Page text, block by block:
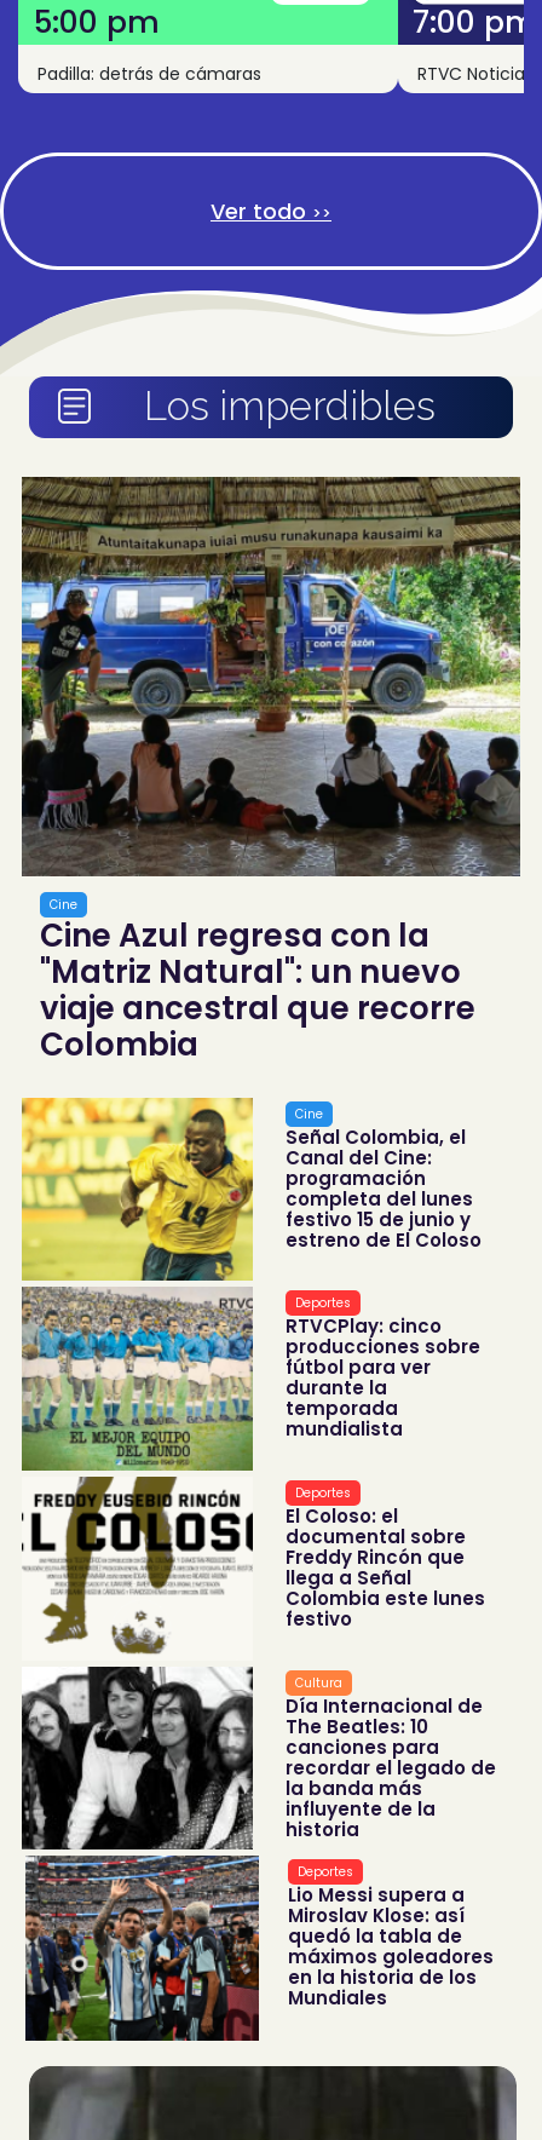
Ver todo >>
5:00 pm
Padilla: detrás de cámaras
7:00 pm
RTVC Noticias
Los imperdibles
Cine
Cine Azul regresa con la
"Matriz Natural": un nuevo
viaje ancestral que recorre
Colombia
Cine
Señal Colombia, el
Canal del Cine:
programación
completa del lunes
festivo 15 de junio y
estreno de El Coloso
Deportes
RTVCPlay: cinco
producciones sobre
fútbol para ver
durante la
temporada
mundialista
Deportes
El Coloso: el
documental sobre
Freddy Rincón que
llega a Señal
Colombia este lunes
festivo
Cultura
Día Internacional de
The Beatles: 10
canciones para
recordar el legado de
la banda más
influyente de la
historia
Deportes
Lio Messi supera a
Miroslav Klose: así
quedó la tabla de
máximos goleadores
en la historia de los
Mundiales